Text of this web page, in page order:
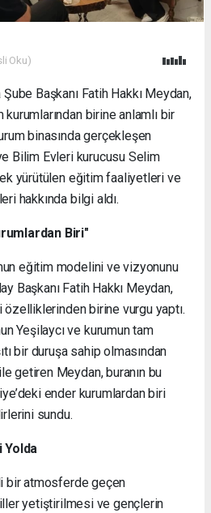
Oku)
Başkanı Fatih Hakkı Meydan,
birine anlamlı bir
binasında gerçekleşen
Bilim Evleri kurucusu Selim
yürütülen eğitim faaliyetleri ve
hakkında bilgi aldı.
Biri"
eğitim modelini ve vizyonunu
Başkanı Fatih Hakkı Meydan,
birine vurgu yaptı.
Yeşilaycı ve kurumun tam
bir duruşa sahip olmasından
getiren Meydan, buranın bu
ender kurumlardan biri
sundu.
Yolda
bir atmosferde geçen
yetiştirilmesi ve gençlerin